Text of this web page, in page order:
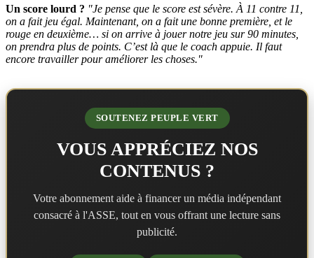
Un score lourd ? "Je pense que le score est sévère. À 11 contre 11,
on a fait jeu égal. Maintenant, on a fait une bonne première, et le
rouge en deuxième… si on arrive à jouer notre jeu sur 90 minutes,
on prendra plus de points. C’est là que le coach appuie. Il faut
encore travailler pour améliorer les choses."
SOUTENEZ PEUPLE VERT
VOUS APPRÉCIEZ NOS
CONTENUS ?
Votre abonnement aide à financer un média indépendant
consacré à l'ASSE, tout en vous offrant une lecture sans
publicité.